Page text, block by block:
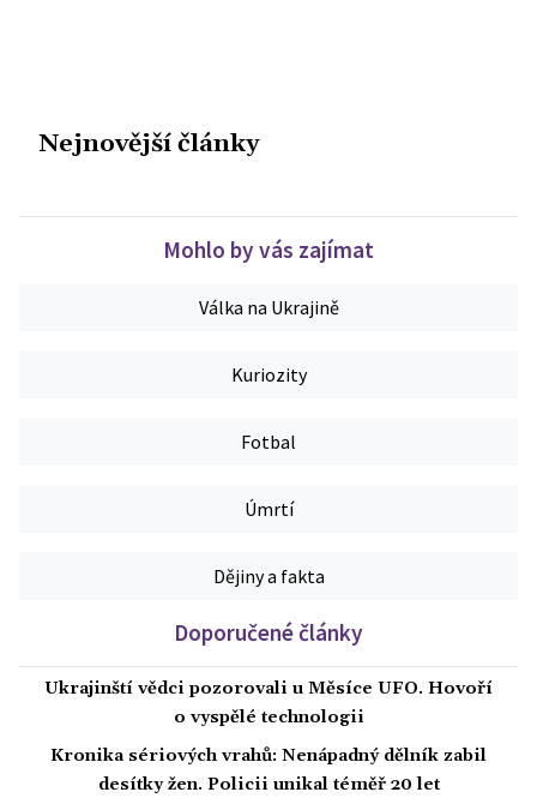
Nejnovější články
Mohlo by vás zajímat
Válka na Ukrajině
Kuriozity
Fotbal
Úmrtí
Dějiny a fakta
Doporučené články
Ukrajinští vědci pozorovali u Měsíce UFO. Hovoří
o vyspělé technologii
Kronika sériových vrahů: Nenápadný dělník zabil
desítky žen. Policii unikal téměř 20 let